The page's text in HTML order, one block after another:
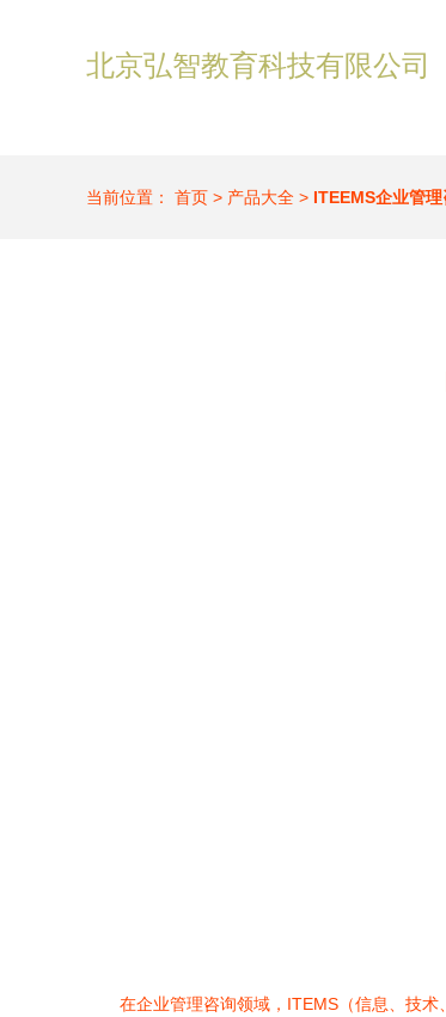
北京弘智教育科技有限公司
当前位置： 首页 > 产品大全 > ITEEMS企业管
在企业管理咨询领域，ITEMS（信息、技